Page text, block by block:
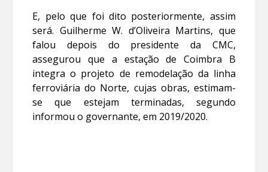
E, pelo que foi dito posteriormente, assim
será. Guilherme W. d’Oliveira Martins, que
falou depois do presidente da CMC,
assegurou que a estação de Coimbra B
integra o projeto de remodelação da linha
ferroviária do Norte, cujas obras, estimam-
se que estejam terminadas, segundo
informou o governante, em 2019/2020.